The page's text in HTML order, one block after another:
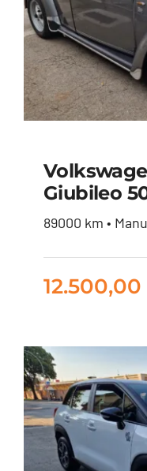
Giubileo
89000 km •
12.500,00